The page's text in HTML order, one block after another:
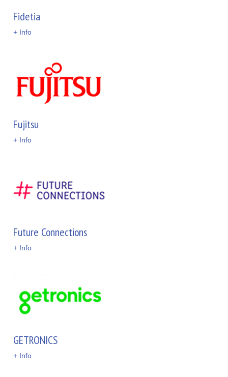
Fidetia
+ Info
Fujitsu
+ Info
Future Connections
+ Info
GETRONICS
+ Info